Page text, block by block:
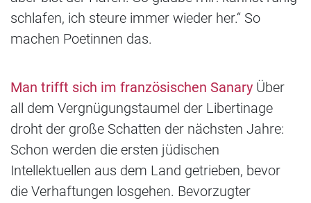
schlafen, ich steure immer wieder her.“ So
machen Poetinnen das.
Man trifft sich im französischen Sanary Über
all dem Vergnügungstaumel der Libertinage
droht der große Schatten der nächsten Jahre:
Schon werden die ersten jüdischen
Intellektuellen aus dem Land getrieben, bevor
die Verhaftungen losgehen. Bevorzugter